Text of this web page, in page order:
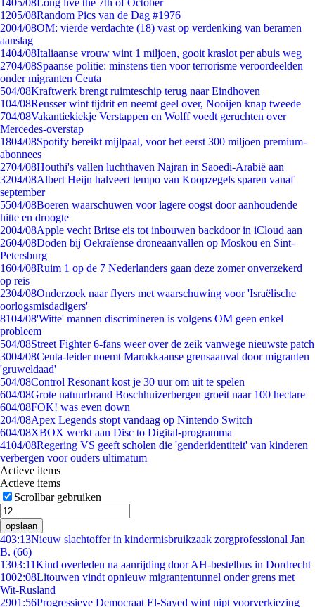
1405/08Long live the 7th of October
1205/08Random Pics van de Dag #1976
2004/08OM: vierde verdachte (18) vast op verdenking van beramen
aanslag
1404/08Italiaanse vrouw wint 1 miljoen, gooit kraslot per abuis weg
2704/08Spaanse politie: minstens tien voor terrorisme veroordeelden
onder migranten Ceuta
504/08Kraftwerk brengt ruimteschip terug naar Eindhoven
104/08Reusser wint tijdrit en neemt geel over, Nooijen knap tweede
704/08Vakantiekiekje Verstappen en Wolff voedt geruchten over
Mercedes-overstap
1804/08Spotify bereikt mijlpaal, voor het eerst 300 miljoen premium-
abonnees
2704/08Houthi's vallen luchthaven Najran in Saoedi-Arabië aan
3204/08Albert Heijn halveert tempo van Koopzegels sparen vanaf
september
5504/08Boeren waarschuwen voor lagere oogst door aanhoudende
hitte en droogte
2004/08Apple vecht Britse eis tot inbouwen backdoor in iCloud aan
2604/08Doden bij Oekraïense droneaanvallen op Moskou en Sint-
Petersburg
1604/08Ruim 1 op de 7 Nederlanders gaan deze zomer onverzekerd
op reis
2304/08Onderzoek naar flyers met waarschuwing voor 'Israëlische
oorlogsmisdadigers'
8104/08'Witte' mannen discrimineren is volgens OM geen enkel
probleem
504/08Street Fighter 6-fans weer over de zeik vanwege nieuwste patch
3004/08Ceuta-leider noemt Marokkaanse grensaanval door migranten
'gruweldaad'
504/08Control Resonant kost je 30 uur om uit te spelen
604/08Grote natuurbrand Boschhuizerbergen groeit naar 100 hectare
604/08FOK! was even down
204/08Apex Legends stopt vandaag op Nintendo Switch
604/08XBOX werkt aan Disc to Digital-programma
4104/08Regering VS geeft scholen die 'genderidentiteit' van kinderen
verbergen voor ouders ultimatum
Actieve items
Actieve items
Scrollbar gebruiken
opslaan
403:13Nieuw slachtoffer in kindermisbruikzaak zorgprofessional Jan
B. (66)
1303:11Kind overleden na aanrijding door AH-bestelbus in Dordrecht
1002:08Litouwen vindt opnieuw migrantentunnel onder grens met
Wit-Rusland
2901:56Progressieve Democraat El-Sayed wint nipt voorverkiezing